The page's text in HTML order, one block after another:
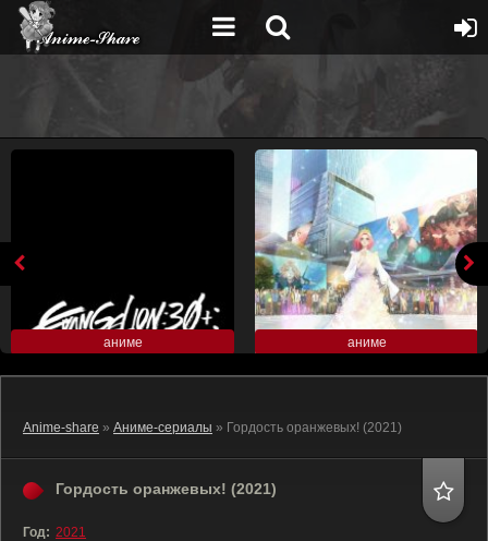
аниме аниме
Anime-share » Аниме-сериалы » Гордость оранжевых! (2021)
Гордость оранжевых! (2021)
Год: 2021